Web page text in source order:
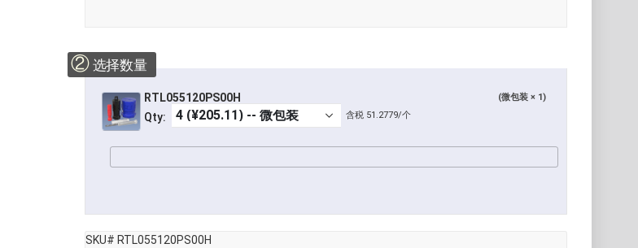
②选择数量
RTL055120PS00H (微包装 × 1)
Qty: 含税 51.2779/个
SKU# RTL055120PS00H